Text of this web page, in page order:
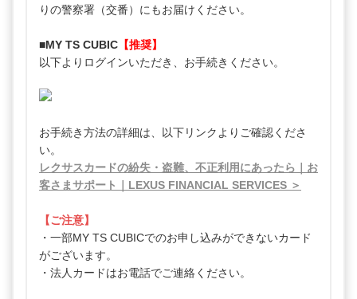
りの警察署（交番）にもお届けください。
■MY TS CUBIC 【推奨】
以下よりログインいただき、お手続きください。
お手続き方法の詳細は、以下リンクよりご確認くださ
い。
レクサスカードの紛失・盗難、不正利用にあったら｜お
客さまサポート｜LEXUS FINANCIAL SERVICES ＞
【ご注意】
・一部MY TS CUBICでのお申し込みができないカード
がございます。
・法人カードはお電話でご連絡ください。